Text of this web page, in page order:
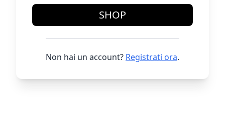
SHOP
Non hai un account? Registrati ora.